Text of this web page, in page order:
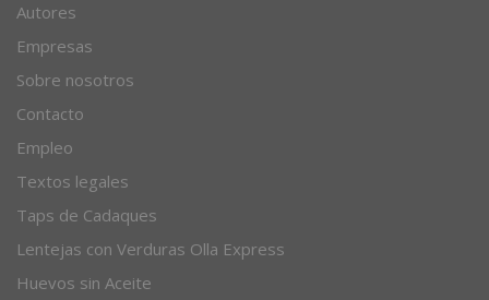
Artículos
Autores
Empresas
Sobre nosotros
Contacto
Empleo
Textos legales
Taps de Cadaques
Lentejas con Verduras Olla Express